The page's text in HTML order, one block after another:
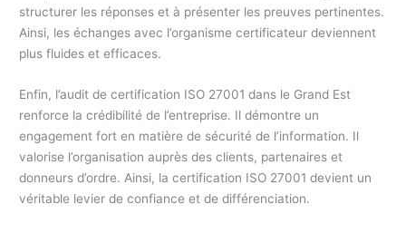
structurer les réponses et à présenter les preuves pertinentes.
Ainsi, les échanges avec l’organisme certificateur deviennent
plus fluides et efficaces.
Enfin, l’audit de certification ISO 27001 dans le Grand Est
renforce la crédibilité de l’entreprise. Il démontre un
engagement fort en matière de sécurité de l’information. Il
valorise l’organisation auprès des clients, partenaires et
donneurs d’ordre. Ainsi, la certification ISO 27001 devient un
véritable levier de confiance et de différenciation.